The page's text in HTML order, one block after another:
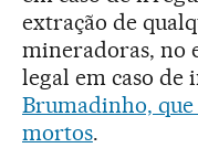
extração de
mineradoras, no
legal em caso de
Brumadinho, que
mortos.